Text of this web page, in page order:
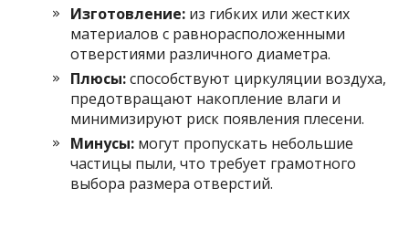
Изготовление: из гибких или жестких
материалов с равнорасположенными
отверстиями различного диаметра.
Плюсы:способствуют циркуляции воздуха,
предотвращают накопление влаги и
минимизируют риск появления плесени.
Минусы: могут пропускать небольшие
частицы пыли, что требует грамотного
выбора размера отверстий.